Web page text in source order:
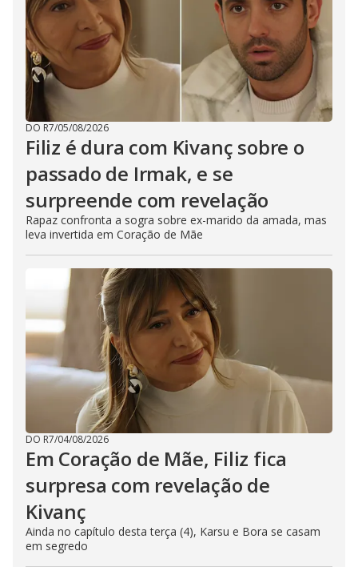
DO R7/05/08/2026
Filiz é dura com Kivanç sobre o
passado de Irmak, e se
surpreende com revelação
Rapaz confronta a sogra sobre ex-marido da amada, mas
leva invertida em Coração de Mãe
DO R7/04/08/2026
Em Coração de Mãe, Filiz fica
surpresa com revelação de
Kivanç
Ainda no capítulo desta terça (4), Karsu e Bora se casam
em segredo